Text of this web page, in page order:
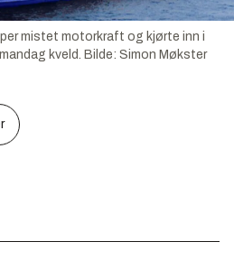
mistet motorkraft og kjørte inn i
kveld.
Bilde: Simon Møkster